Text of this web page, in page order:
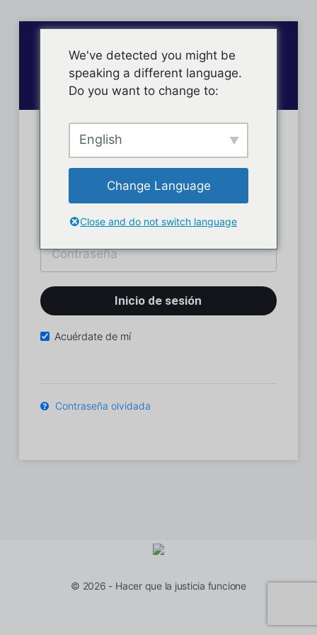
Inicio de sesión
Acuérdate de mí
Contraseña olvidada
© 2026 - Hacer que la justicia funcione
We've detected you might be
speaking a different language.
Do you want to change to:
English
Change Language
Close and do not switch language